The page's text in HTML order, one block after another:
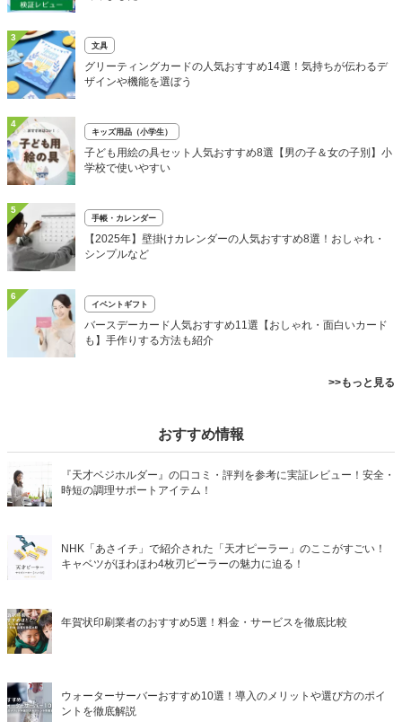
3
文具
グリーティングカードの人気おすすめ14選！気持ちが伝わるデ
ザインや機能を選ぼう
4
キッズ用品（小学生）
子ども用絵の具セット人気おすすめ8選【男の子＆女の子別】小
学校で使いやすい
5
手帳・カレンダー
【2025年】壁掛けカレンダーの人気おすすめ8選！おしゃれ・
シンプルなど
6
イベントギフト
バースデーカード人気おすすめ11選【おしゃれ・面白いカード
も】手作りする方法も紹介
>>もっと見る
おすすめ情報
『天才ベジホルダー』の口コミ・評判を参考に実証レビュー！安全・
時短の調理サポートアイテム！
NHK「あさイチ」で紹介された「天才ピーラー」のここがすごい！
キャベツがほわほわ4枚刃ピーラーの魅力に迫る！
年賀状印刷業者のおすすめ5選！料金・サービスを徹底比較
ウォーターサーバーおすすめ10選！導入のメリットや選び方のポイ
ントを徹底解説